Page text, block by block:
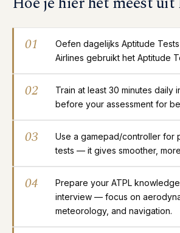
01
Oefen dagelijks Aptitude
Airlines gebruikt het Aptitude
02
Train at least 30 minutes daily
before your assessment for
03
Use a gamepad/controller for
tests — it gives smoother,
04
Prepare your ATPL
interview — focus on
meteorology, and navigation.